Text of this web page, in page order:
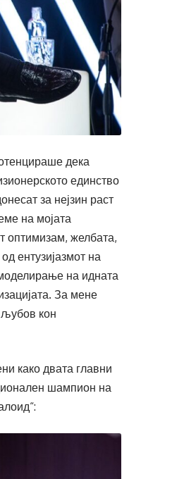
дека
единство
за нејзин раст
на мојата
оптимизам, желбата,
ентузијазмот на
на идната
За мене
љубов кон
како двата главни
шампион на